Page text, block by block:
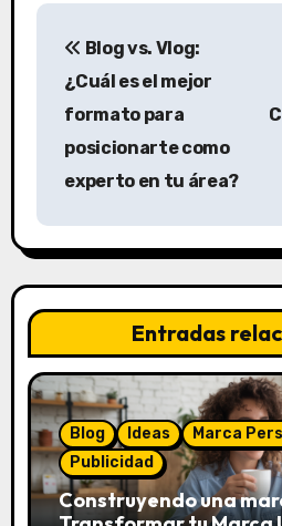
N
a
c
ó
n
d
Blog vs. Vlog:
¿Cuál es el mejor
formato para
posicionarte como
experto en tu área?
Entradas
Blog Ideas Marca
Publicidad
Construyendo una